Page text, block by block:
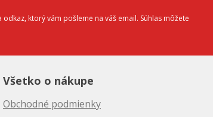
ktorý vám pošleme na váš email. Súhlas môžete
Všetko o nákupe
Obchodné podmienky